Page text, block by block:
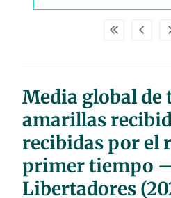
p
e
s
Media global de
amarillas
recibidas por el
primer tiempo
Libertadores